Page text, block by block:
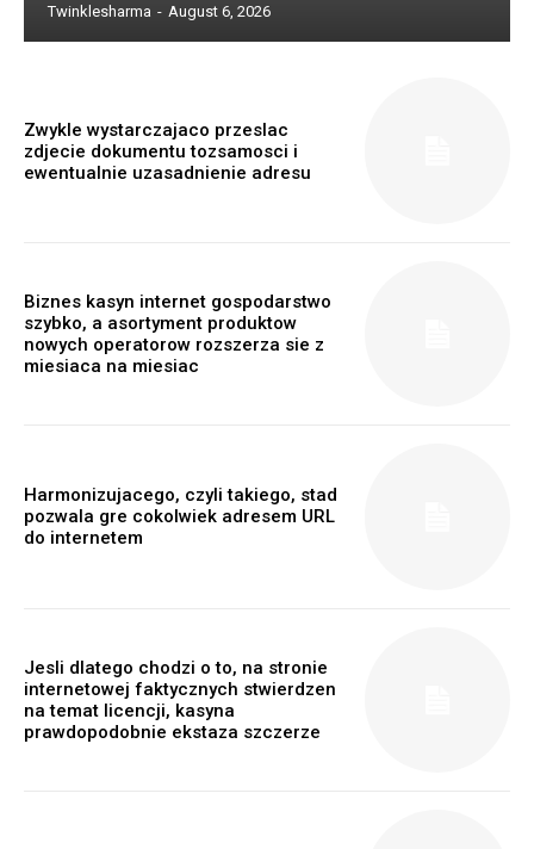
Twinklesharma - August 6, 2026
Zwykle wystarczajaco przeslac
zdjecie dokumentu tozsamosci i
ewentualnie uzasadnienie adresu
Biznes kasyn internet gospodarstwo
szybko, a asortyment produktow
nowych operatorow rozszerza sie z
miesiaca na miesiac
Harmonizujacego, czyli takiego, stad
pozwala gre cokolwiek adresem URL
do internetem
Jesli dlatego chodzi o to, na stronie
internetowej faktycznych stwierdzen
na temat licencji, kasyna
prawdopodobnie ekstaza szczerze